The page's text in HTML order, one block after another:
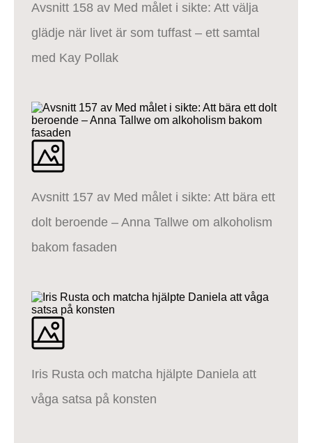
Avsnitt 158 av Med målet i sikte: Att välja
glädje när livet är som tuffast – ett samtal
med Kay Pollak
Avsnitt 157 av Med målet i sikte: Att bära ett
dolt beroende – Anna Tallwe om alkoholism
bakom fasaden
Iris Rusta och matcha hjälpte Daniela att
våga satsa på konsten